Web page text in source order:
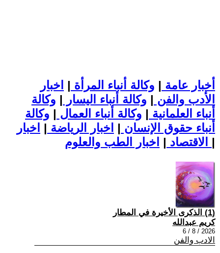
أخبار عامة | وكالة أنباء المرأة | اخبار
الأدب والفن | وكالة أنباء اليسار | وكالة
أنباء العلمانية | وكالة أنباء العمال | وكالة
أنباء حقوق الإنسان | اخبار الرياضة | اخبار
الاقتصاد | |
(1) الذكرى الأخيرة في المطار
كريم عبدالله
2026 / 8 / 6
الادب والفن